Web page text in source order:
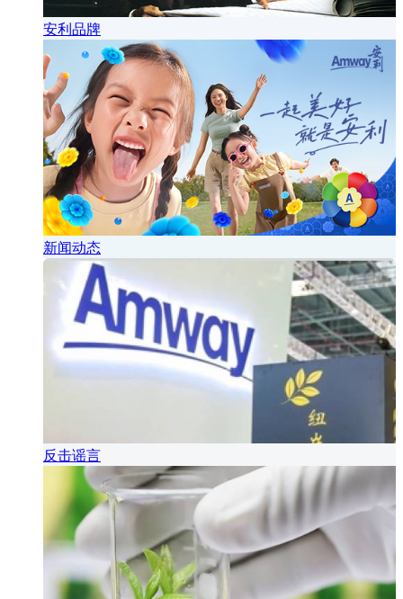
安利品牌
新闻动态
反击谣言